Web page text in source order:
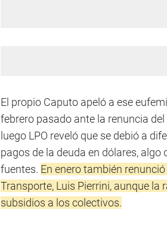
El propio Caputo apeló a ese
febrero pasado ante la renuncia
luego LPO reveló que se debió a
pagos de la deuda en dólares,
fuentes. En enero también
Transporte, Luis Pierrini, aunque
subsidios a los colectivos.